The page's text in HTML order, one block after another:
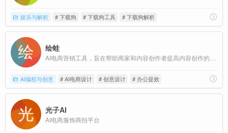
娱乐与解析 # 下载狗 # 下载狗工具 # 下载狗解析
绘蛙
AI编程与创意 # AI电商设计 # 创意设计 # 办公提效
光子AI
AI电商服饰商拍平台